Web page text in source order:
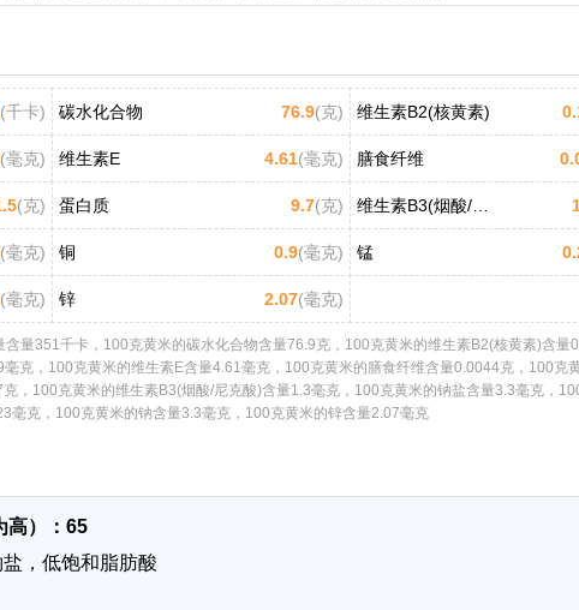
(千卡) 碳水化合物 76.9(克) 维生素B2(核黄素)
(毫克) 维生素E 4.61(毫克) 膳食纤维
(克) 蛋白质 9.7(克) 维生素B3(烟酸/尼克酸)
(毫克) 铜 0.9(毫克) 锰
(毫克) 锌 2.07(毫克)
量351千卡，100克黄米的碳水化合物含量76.9克，100克黄米的维生素B2(核黄素)含量
克，100克黄米的维生素E含量4.61毫克，100克黄米的膳食纤维含量0.0044克，100克
，100克黄米的维生素B3(烟酸/尼克酸)含量1.3毫克，100克黄米的钠盐含量3.3毫克，
毫克，100克黄米的钠含量3.3毫克，100克黄米的锌含量2.07毫克
高）：65
，低饱和脂肪酸